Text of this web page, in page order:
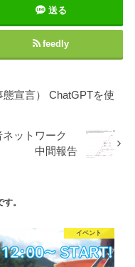
送る
feedly
宣言） ChatGPTを使
ネットワーク
中間報告
。
イベント